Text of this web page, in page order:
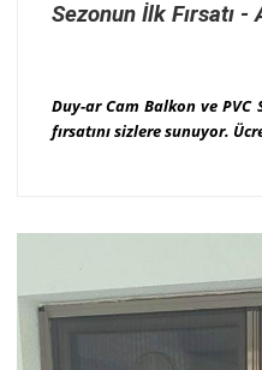
Sezonun İlk Fırsatı -
Duy-ar Cam Balkon ve
fırsatını sizlere sunuyor.